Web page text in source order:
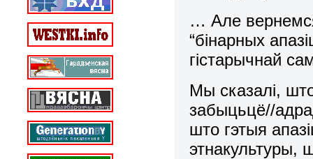
… Але
“бінарных
гістарычнай
Мы сказалі,
забыцьцё//
што гэтыя
этнакультуры,